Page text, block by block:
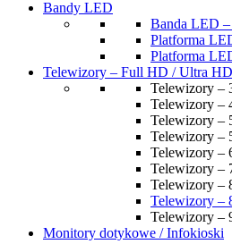
Bandy LED
Banda LED –
Platforma
Platforma
Telewizory – Full HD / Ultra HD
Telewizory –
Telewizory –
Telewizory –
Telewizory –
Telewizory –
Telewizory –
Telewizory –
Telewizory –
Telewizory –
Monitory dotykowe / Infokioski